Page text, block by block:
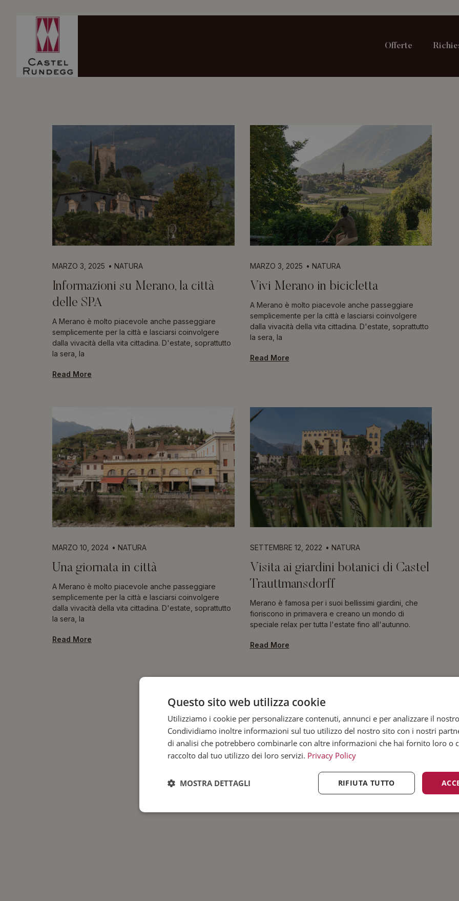
Offerte
MARZO 3, 2025 NATURA
Informazioni su Merano, la città
delle SPA
A Merano è molto piacevole anche passeggiare
semplicemente per la città e lasciarsi coinvolgere
dalla vivacità della vita cittadina. D'estate, soprattutto
la sera, la
Read More
MARZO 3, 2025 NATURA
Vivi Merano in bicicletta
A Merano è molto piacevole anche passeggiare
semplicemente per la città e lasciarsi coinvolgere
dalla vivacità della vita cittadina. D'estate, soprattutto
la sera, la
Read More
MARZO 10, 2024 NATURA
Una giornata in città
A Merano è molto piacevole anche passeggiare
semplicemente per la città e lasciarsi coinvolgere
dalla vivacità della vita cittadina. D'estate, soprattutto
la sera, la
Read More
SETTEMBRE 12, 2022 NATURA
Visita ai giardini botanici di Castel
Trauttmansdorff
Merano è famosa per i suoi bellissimi giardini, che
fioriscono in primavera e creano un mondo di
speciale relax per tutta l'estate fino all'autunno.
Read More
Questo sito web utilizza cookie
Utilizziamo i cookie per personalizzare contenuti, annunci e per analizzare il
Condividiamo inoltre informazioni sul tuo utilizzo del nostro sito con i nostri
di analisi che potrebbero combinarle con altre informazioni che hai fornito loro o
raccolto dal tuo utilizzo dei loro servizi. Privacy Policy
RIFIUTA TUTTO
MOSTRA DETTAGLI